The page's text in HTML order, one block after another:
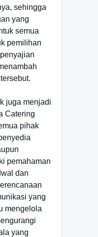
sehingga
yang
semua
pemilihan
juga menjadi
Catering
pihak
pemahaman
dan
yang
mengelola
yang